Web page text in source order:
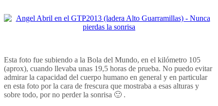
Esta foto fue subiendo a la Bola del Mundo, en el kilómetro 105
(aprox), cuando llevaba unas 19,5 horas de prueba. No puedo evitar
admirar la capacidad del cuerpo humano en general y en particular
en esta foto por la cara de frescura que mostraba a esas alturas y
sobre todo, por no perder la sonrisa 🙂 .